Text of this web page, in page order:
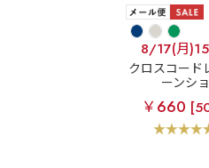
8/17(月
クロスコード
ーンシ
￥660